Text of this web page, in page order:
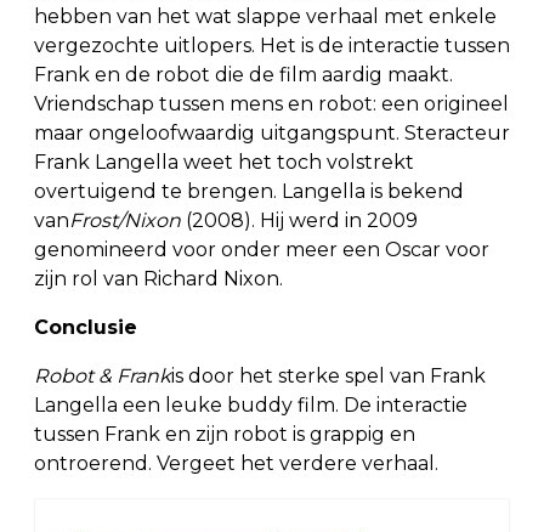
hebben van het wat slappe verhaal met enkele
vergezochte uitlopers. Het is de interactie tussen
Frank en de robot die de film aardig maakt.
Vriendschap tussen mens en robot: een origineel
maar ongeloofwaardig uitgangspunt. Steracteur
Frank Langella weet het toch volstrekt
overtuigend te brengen. Langella is bekend
vanFrost/Nixon (2008). Hij werd in 2009
genomineerd voor onder meer een Oscar voor
zijn rol van Richard Nixon.
Conclusie
Robot & Frankis door het sterke spel van Frank
Langella een leuke buddy film. De interactie
tussen Frank en zijn robot is grappig en
ontroerend. Vergeet het verdere verhaal.